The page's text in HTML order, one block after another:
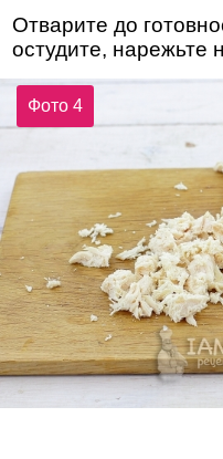
Отварите до
остудите,
Фото 4